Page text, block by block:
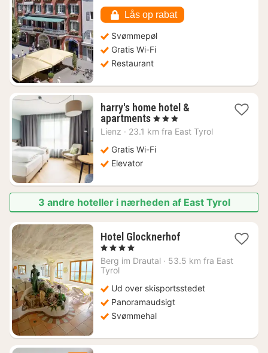
Lås op rabat
Svømmepøl
Gratis Wi-Fi
Restaurant
harry's home hotel &
apartments1
nat
903
, 3 Stjerner
Lienz · 23.1 km fra East Tyrol
Gratis Wi-Fi
Elevator
3 andre hoteller i nærheden af East Tyrol
Hotel Glocknerhof1
fra
, 4 Stjerner
Berg im Drautal · 53.5 km fra East
Tyrol
Ud over skisportsstedet
Panoramaudsigt
Svømmehal